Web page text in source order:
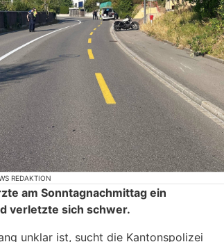
REDAKTION
am Sonntagnachmittag ein
verletzte sich schwer.
unklar ist, sucht die Kantonspolizei